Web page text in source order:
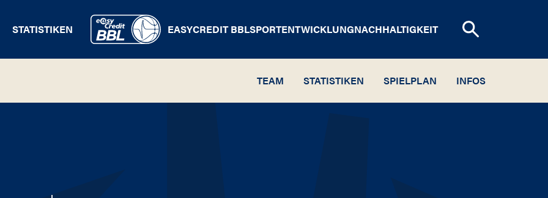
STATISTIKEN EASYCREDIT BBLSPORTENTWICKLUNGNACHHALTIGKEIT
TEAM STATISTIKEN SPIELPLAN INFOS